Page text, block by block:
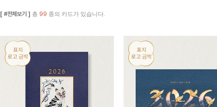
[ #전체보기 ] 총 99 종의 카드가 있습니다.